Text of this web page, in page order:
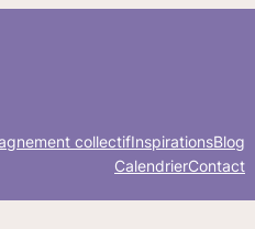
collectifInspirationsBlog
CalendrierContact